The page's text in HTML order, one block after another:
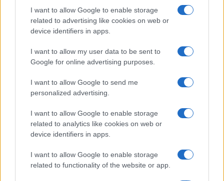
I want to allow Google to enable storage
related to advertising like cookies on web or
device identifiers in apps.
I want to allow my user data to be sent to
Google for online advertising purposes.
I want to allow Google to send me
personalized advertising.
I want to allow Google to enable storage
related to analytics like cookies on web or
device identifiers in apps.
I want to allow Google to enable storage
related to functionality of the website or app.
Sangue, musica e solidarietà con Avis Olbia al
Delta Center
Meteo Olbia 9 agosto, temperature in calo
Salmo finisce in ospedale a Catania, ma il tour
Jovanotti, Gabry Ponte e Alfa: Olbia ombelico del